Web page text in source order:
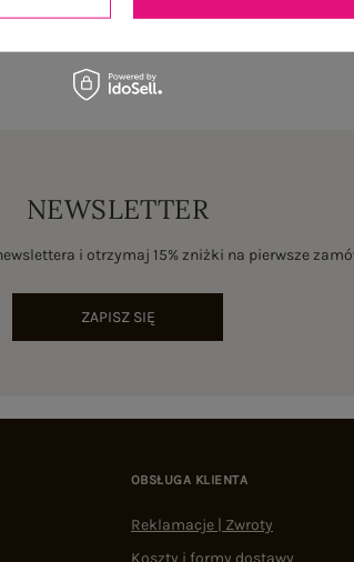
NEWSLETTER
i otrzymaj 15% zniżki na pierwsze
ZAPISZ SIĘ
OBSŁUGA KLIENTA
Reklamacje | Zwroty
Koszty i formy dostawy